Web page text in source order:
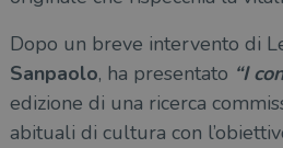
Dopo un breve intervento di
Sanpaolo, ha presentato “I
edizione di una ricerca
abituali di cultura con